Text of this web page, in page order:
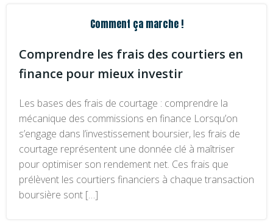
Comment ça marche !
Comprendre les frais des courtiers en
finance pour mieux investir
Les bases des frais de courtage : comprendre la
mécanique des commissions en finance Lorsqu’on
s’engage dans l’investissement boursier, les frais de
courtage représentent une donnée clé à maîtriser
pour optimiser son rendement net. Ces frais que
prélèvent les courtiers financiers à chaque transaction
boursière sont […]